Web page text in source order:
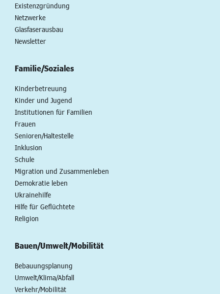
Existenzgründung
Netzwerke
Glasfaserausbau
Newsletter
Familie/Soziales
Kinderbetreuung
Kinder und Jugend
Institutionen für Familien
Frauen
Senioren/Haltestelle
Inklusion
Schule
Migration und Zusammenleben
Demokratie leben
Ukrainehilfe
Hilfe für Geflüchtete
Religion
Bauen/Umwelt/Mobilität
Bebauungsplanung
Umwelt/Klima/Abfall
Verkehr/Mobilität